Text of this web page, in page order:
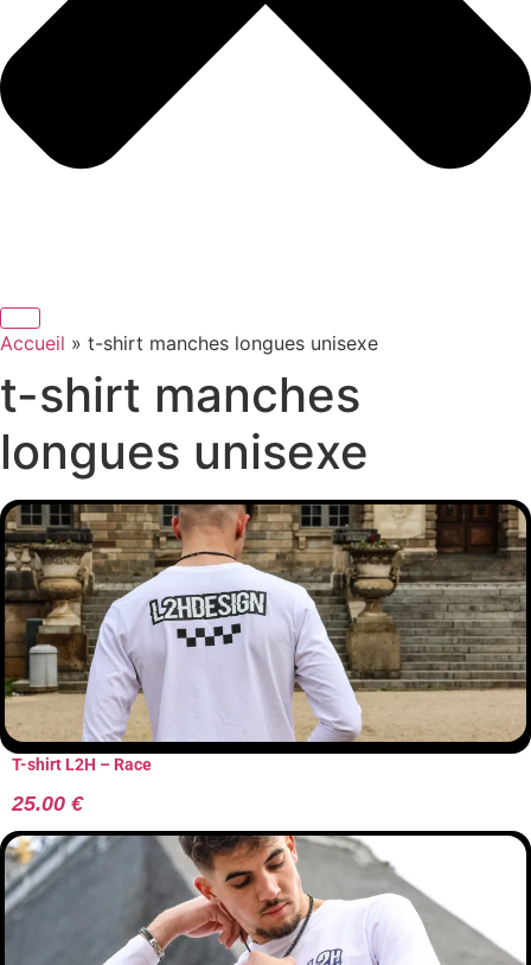
Accueil » t-shirt manches longues unisexe
t-shirt manches
longues unisexe
T-shirt L2H – Race
25.00 €